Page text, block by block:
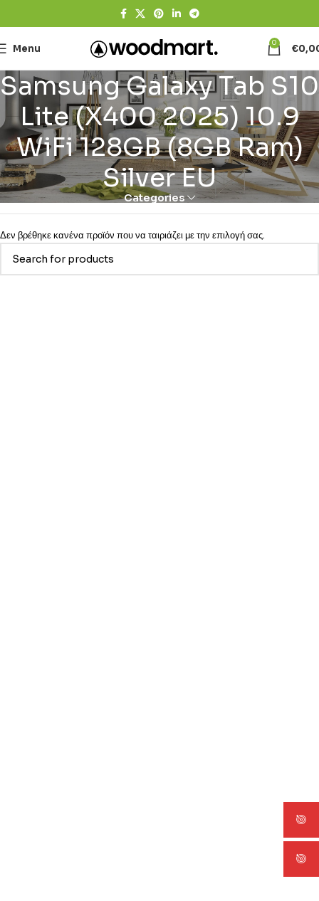
Menu 0 €
Samsung Galaxy Tab S10
Lite (X400 2025) 10.9
WiFi 128GB (8GB Ram)
Silver EU
Categories
Δεν βρέθηκε κανένα προϊόν που να ταιριάζει με την επιλογή σας.